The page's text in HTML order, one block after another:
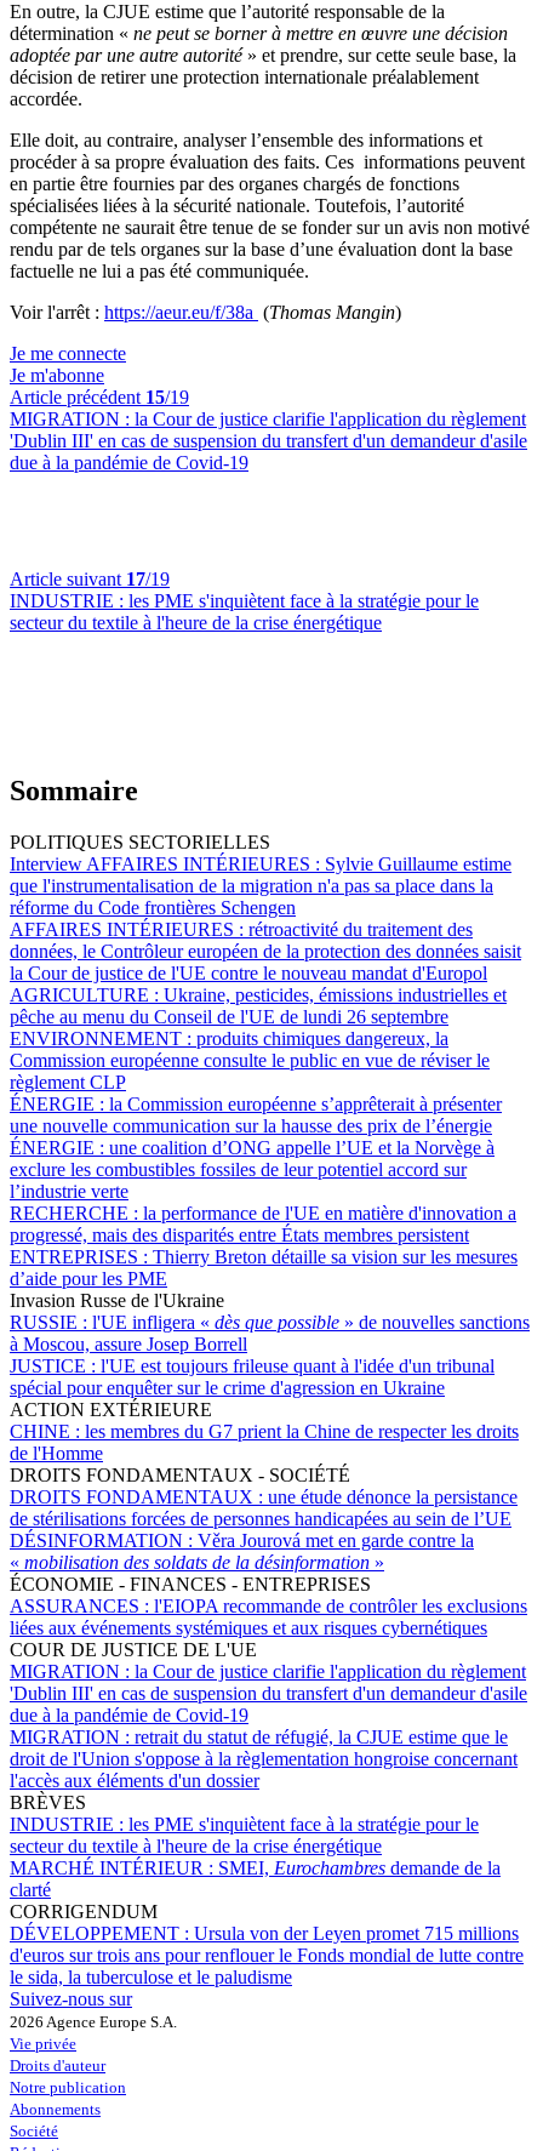
En outre, la CJUE estime que l’autorité responsable de la
détermination « ne peut se borner à mettre en œuvre une décision
adoptée par une autre autorité » et prendre, sur cette seule base, la
décision de retirer une protection internationale préalablement
accordée.
Elle doit, au contraire, analyser l’ensemble des informations et
procéder à sa propre évaluation des faits. Ces informations peuvent
en partie être fournies par des organes chargés de fonctions
spécialisées liées à la sécurité nationale. Toutefois, l’autorité
compétente ne saurait être tenue de se fonder sur un avis non motivé
rendu par de tels organes sur la base d’une évaluation dont la base
factuelle ne lui a pas été communiquée.
Voir l'arrêt : https://aeur.eu/f/38a (Thomas Mangin)
Je me connecte
Je m'abonne
Article précédent 15/19
MIGRATION : la Cour de justice clarifie l'application du règlement
'Dublin III' en cas de suspension du transfert d'un demandeur d'asile
due à la pandémie de Covid-19
Article suivant 17/19
INDUSTRIE : les PME s'inquiètent face à la stratégie pour le
secteur du textile à l'heure de la crise énergétique
Sommaire
POLITIQUES SECTORIELLES
Interview AFFAIRES INTÉRIEURES : Sylvie Guillaume estime
que l'instrumentalisation de la migration n'a pas sa place dans la
réforme du Code frontières Schengen
AFFAIRES INTÉRIEURES : rétroactivité du traitement des
données, le Contrôleur européen de la protection des données saisit
la Cour de justice de l'UE contre le nouveau mandat d'Europol
AGRICULTURE : Ukraine, pesticides, émissions industrielles et
pêche au menu du Conseil de l'UE de lundi 26 septembre
ENVIRONNEMENT : produits chimiques dangereux, la
Commission européenne consulte le public en vue de réviser le
règlement CLP
ÉNERGIE : la Commission européenne s’apprêterait à présenter
une nouvelle communication sur la hausse des prix de l’énergie
ÉNERGIE : une coalition d’ONG appelle l’UE et la Norvège à
exclure les combustibles fossiles de leur potentiel accord sur
l’industrie verte
RECHERCHE : la performance de l'UE en matière d'innovation a
progressé, mais des disparités entre États membres persistent
ENTREPRISES : Thierry Breton détaille sa vision sur les mesures
d’aide pour les PME
Invasion Russe de l'Ukraine
RUSSIE : l'UE infligera « dès que possible » de nouvelles sanctions
à Moscou, assure Josep Borrell
JUSTICE : l'UE est toujours frileuse quant à l'idée d'un tribunal
spécial pour enquêter sur le crime d'agression en Ukraine
ACTION EXTÉRIEURE
CHINE : les membres du G7 prient la Chine de respecter les droits
de l'Homme
DROITS FONDAMENTAUX - SOCIÉTÉ
DROITS FONDAMENTAUX : une étude dénonce la persistance
de stérilisations forcées de personnes handicapées au sein de l’UE
DÉSINFORMATION : Věra Jourová met en garde contre la
« mobilisation des soldats de la désinformation »
ÉCONOMIE - FINANCES - ENTREPRISES
ASSURANCES : l'EIOPA recommande de contrôler les exclusions
liées aux événements systémiques et aux risques cybernétiques
COUR DE JUSTICE DE L'UE
MIGRATION : la Cour de justice clarifie l'application du règlement
'Dublin III' en cas de suspension du transfert d'un demandeur d'asile
due à la pandémie de Covid-19
MIGRATION : retrait du statut de réfugié, la CJUE estime que le
droit de l'Union s'oppose à la règlementation hongroise concernant
l'accès aux éléments d'un dossier
BRÈVES
INDUSTRIE : les PME s'inquiètent face à la stratégie pour le
secteur du textile à l'heure de la crise énergétique
MARCHÉ INTÉRIEUR : SMEI, Eurochambres demande de la
clarté
CORRIGENDUM
DÉVELOPPEMENT : Ursula von der Leyen promet 715 millions
d'euros sur trois ans pour renflouer le Fonds mondial de lutte contre
le sida, la tuberculose et le paludisme
Suivez-nous sur
2026 Agence Europe S.A.
Vie privée
Droits d'auteur
Notre publication
Abonnements
Société